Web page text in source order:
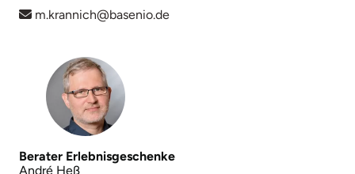
m.krannich@basenio.de
Berater Erlebnisgeschenke
André Heß
Kiel
Kronach
Kulmbach
Köln